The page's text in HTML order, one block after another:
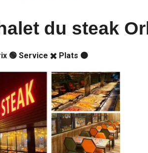
du steak
🟢 Service ✖️ Plats 🟠